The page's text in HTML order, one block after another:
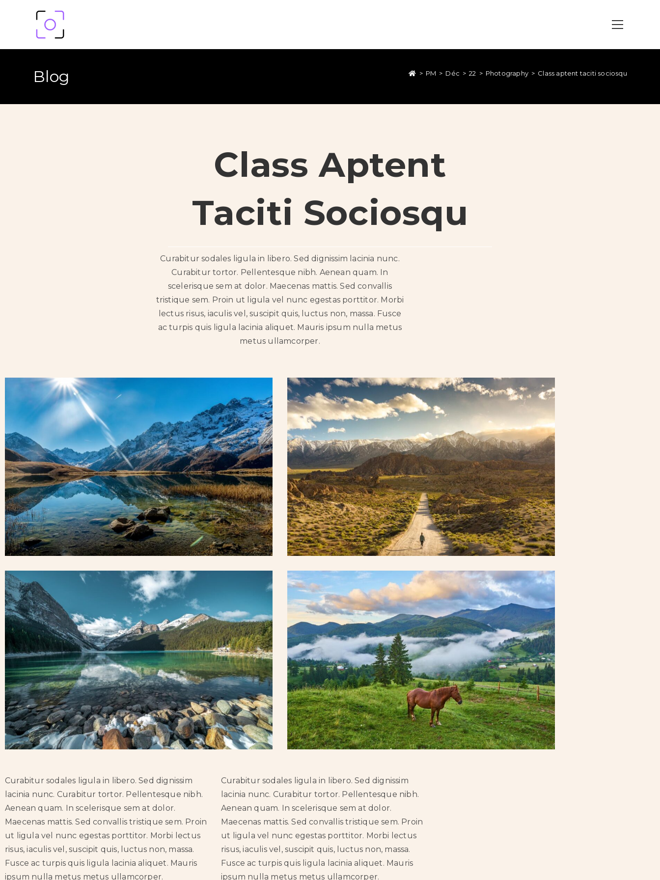
Blog > PM > Déc > 22 > Photography > Class aptent taciti sociosqu
Class Aptent
Taciti Sociosqu
Curabitur sodales ligula in libero. Sed dignissim lacinia nunc.
Curabitur tortor. Pellentesque nibh. Aenean quam. In
scelerisque sem at dolor. Maecenas mattis. Sed convallis
tristique sem. Proin ut ligula vel nunc egestas porttitor. Morbi
lectus risus, iaculis vel, suscipit quis, luctus non, massa. Fusce
ac turpis quis ligula lacinia aliquet. Mauris ipsum nulla metus
metus ullamcorper.
Curabitur sodales ligula in libero. Sed dignissim
lacinia nunc. Curabitur tortor. Pellentesque nibh.
Aenean quam. In scelerisque sem at dolor.
Maecenas mattis. Sed convallis tristique sem. Proin
ut ligula vel nunc egestas porttitor. Morbi lectus
risus, iaculis vel, suscipit quis, luctus non, massa.
Fusce ac turpis quis ligula lacinia aliquet. Mauris
ipsum nulla metus metus ullamcorper.
Curabitur sodales ligula in libero. Sed dignissim
lacinia nunc. Curabitur tortor. Pellentesque nibh.
Aenean quam. In scelerisque sem at dolor.
Maecenas mattis. Sed convallis tristique sem. Proin
ut ligula vel nunc egestas porttitor. Morbi lectus
risus, iaculis vel, suscipit quis, luctus non, massa.
Fusce ac turpis quis ligula lacinia aliquet. Mauris
ipsum nulla metus metus ullamcorper.